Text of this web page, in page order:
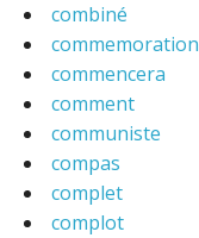
combiné
commemoration
commencera
comment
communiste
compas
complet
complot